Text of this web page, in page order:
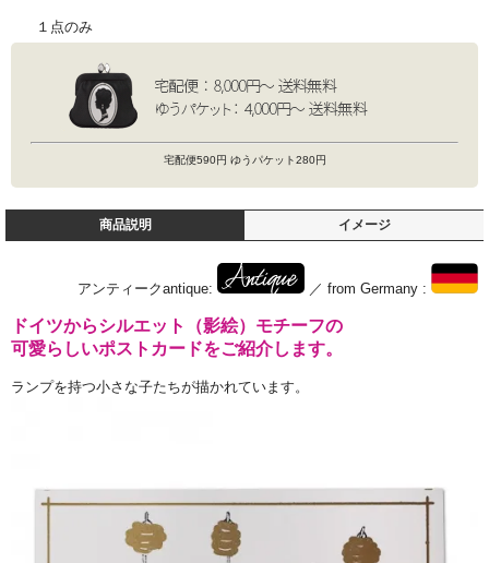
１点のみ
宅配便590円 ゆうパケット280円
商品説明 イメージ
アンティークantique: ／ from Germany :
ドイツからシルエット（影絵）モチーフの
可愛らしいポストカードをご紹介します。
ランプを持つ小さな子たちが描かれています。